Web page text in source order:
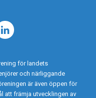
LinkedIn
för landets
och närliggande
är även öppen för
att främja utvecklingen av